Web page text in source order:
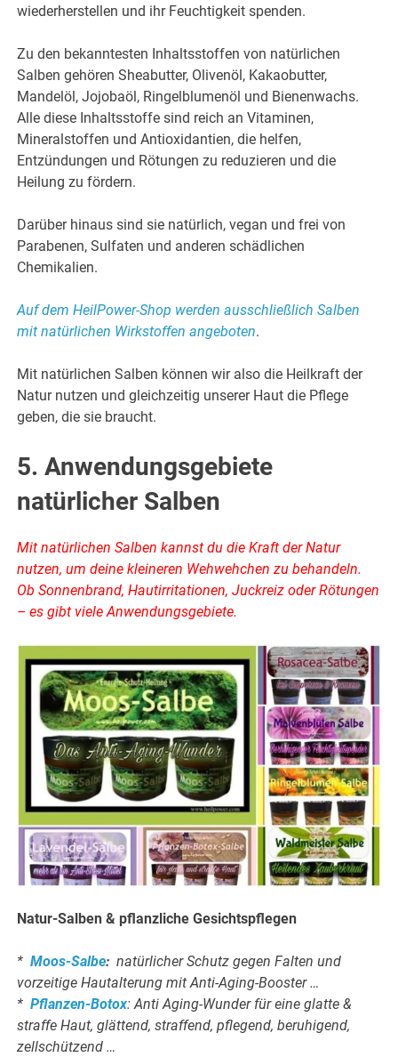
wiederherstellen und ihr Feuchtigkeit spenden.
Zu den bekanntesten Inhaltsstoffen von natürlichen
Salben gehören Sheabutter, Olivenöl, Kakaobutter,
Mandelöl, Jojobaöl, Ringelblumenöl und Bienenwachs.
Alle diese Inhaltsstoffe sind reich an Vitaminen,
Mineralstoffen und Antioxidantien, die helfen,
Entzündungen und Rötungen zu reduzieren und die
Heilung zu fördern.
Darüber hinaus sind sie natürlich, vegan und frei von
Parabenen, Sulfaten und anderen schädlichen
Chemikalien.
Auf dem HeilPower-Shop werden ausschließlich Salben
mit natürlichen Wirkstoffen angeboten.
Mit natürlichen Salben können wir also die Heilkraft der
Natur nutzen und gleichzeitig unserer Haut die Pflege
geben, die sie braucht.
5. Anwendungsgebiete
natürlicher Salben
Mit natürlichen Salben kannst du die Kraft der Natur
nutzen, um deine kleineren Wehwehchen zu behandeln.
Ob Sonnenbrand, Hautirritationen, Juckreiz oder Rötungen
– es gibt viele Anwendungsgebiete.
Natur-Salben & pflanzliche Gesichtspflegen
*Moos-Salbe: natürlicher Schutz gegen Falten und
vorzeitige Hautalterung mit Anti-Aging-Booster …
*Pflanzen-Botox: Anti Aging-Wunder für eine glatte &
straffe Haut, glättend, straffend, pflegend, beruhigend,
zellschützend …